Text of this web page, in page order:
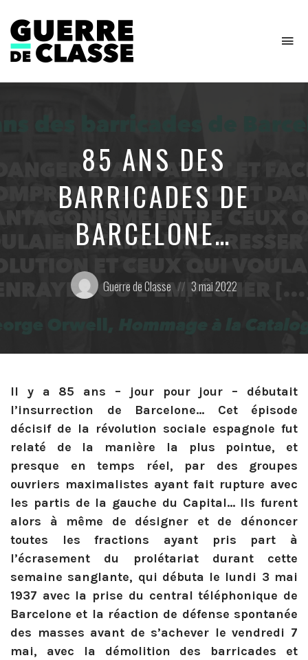
de
85 ANS DES
BARRICADES DE
BARCELONE…
Posté
par:
Guerre de Classe
on
3 mai 2022
Il y a 85 ans – jour pour jour – débutait
l’insurrection de Barcelone… Cet épisode
décisif de la révolution sociale espagnole fut
relaté de la manière la plus pointue, et
presque en temps réel, par des groupes
ouvriers maximalistes ayant fait rupture avec
les partis de la gauche du Capital… Ils furent
alors à même de désigner et de dénoncer
toutes les fractions ayant pris part à
l’écrasement du prolétariat durant cette
semaine sanglante, qui débuta le lundi 3 mai
1937 avec la prise du central téléphonique de
Barcelone et la réaction de défense spontanée
des masses avant de s’achever le vendredi 7
mai, avec la démolition des barricades et